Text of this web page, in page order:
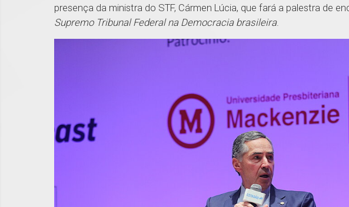
presença da ministra do STF, Cármen Lúcia, que fará a palestra de
Supremo Tribunal Federal na Democracia brasileira.